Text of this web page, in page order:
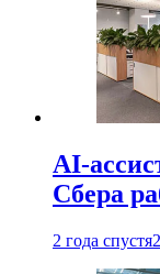
AI-
Сбера
2 года спустя